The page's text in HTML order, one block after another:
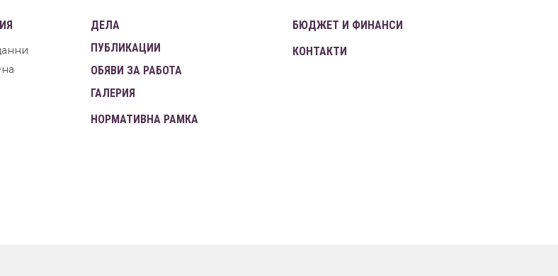
ДЕЛА
ПУБЛИКАЦИИ
ОБЯВИ ЗА РАБОТА
ГАЛЕРИЯ
НОРМАТИВНА РАМКА
БЮДЖЕТ И ФИНАНСИ
КОНТАКТИ